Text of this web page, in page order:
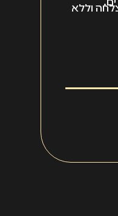
וללא